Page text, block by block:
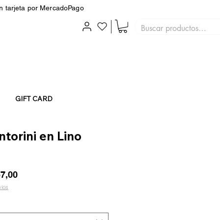
tarjeta por MercadoPago
GIFT CARD
en Lino
Precio